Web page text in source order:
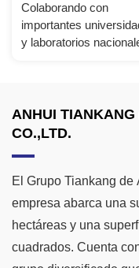
Colaborando con
importantes
y laboratorios
ANHUI TIANKANG
CO.,LTD.
El Grupo Tiankang de
empresa abarca una
hectáreas y una
cuadrados. Cuenta